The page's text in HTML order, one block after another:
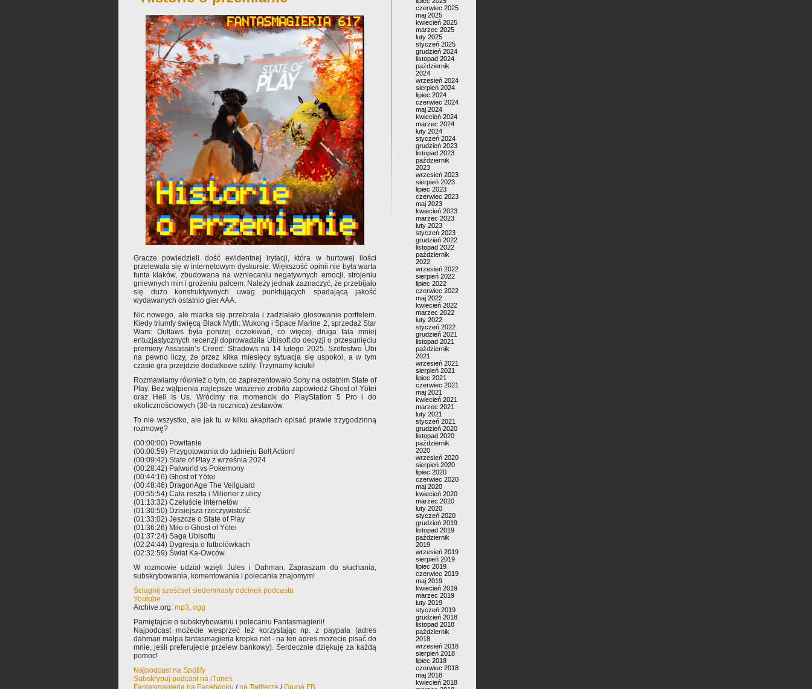
Gracze powiedzieli dość ewidentnej irytacji, która w hurtowej ilości
przelewała się w internetowym dyskursie. Większość opinii nie była warta
funta kłaków, zbudowana na wzniecaniu negatywnych emocji, strojeniu
gniewnych min i grożeniu palcem. Należy jednak zaznaczyć, że przebijało
się dużo konstruktywnych uwag punktujących spadającą jakość
wydawanych ostatnio gier AAA.
Nic nowego, ale miarka się przebrała i zadziałało głosowanie portfelem.
Kiedy triumfy święcą Black Myth: Wukong i Space Marine 2, sprzedaż Star
Wars: Outlaws była poniżej oczekiwań, co więcej, druga fala mniej
entuzjastycznych recenzji doprowadziła Ubisoft do decyzji o przesunięciu
premiery Assassin’s Creed: Shadows na 14 lutego 2025. Szefostwo Ubi
na pewno liczy, że przez kilka miesięcy sytuacja się uspokoi, a w tym
czasie gra przejdzie dodatkowe szlify. Trzymamy kciuki!
Rozmawiamy również o tym, co zaprezentowało Sony na ostatnim State of
Play. Bez wątpienia najlepsze wrażenie zrobiła zapowiedź Ghost of Yōtei
oraz Hell Is Us. Wrócimy na momencik do PlayStation 5 Pro i do
okolicznościowych (30-ta rocznica) zestawów.
To nie wszystko, ale jak tu w kilku akapitach opisać prawie trzygodzinną
rozmowę?
(00:00:00) Powitanie
(00:00:59) Przygotowania do tudnieju Bolt Action!
(00:09:42) State of Play z września 2024
(00:28:42) Palworld vs Pokemony
(00:44:16) Ghost of Yōtei
(00:48:46) DragonAge The Veilguard
(00:55:54) Cała reszta i Milioner z ulicy
(01:13:32) Czeluście internetów
(01:30:50) Dzisiejsza rzeczywistość
(01:33:02) Jeszcze o State of Play
(01:36:26) Miło o Ghost of Yōtei
(01:37:24) Saga Ubisoftu
(02:24:44) Dygresja o futbolówkach
(02:32:59) Świat Ka-Owców.
W rozmowie udział wzięli Jules i Dahman. Zapraszam do słuchania,
subskrybowania, komentowania i polecania znajomym!
Ściągnij sześćset siedemnasty odcinek podcastu
Youtube
Archive.org: mp3, ogg
Pamiętajcie o subskrybowaniu i polecaniu Fantasmagierii!
Najpodcast możecie wesprzeć też korzystając np. z paypala (adres
dahman małpa fantasmagieria kropka net - na ten adres możecie pisać do
mnie, jeśli preferujecie przelew bankowy). Serdecznie dziękuję za każdą
pomoc!
Najpodcast na Spotify
Subskrybuj podcast na iTunes
Fantasmagieria na Facebooku /na Twitterze /Grupa FB
czerwiec 2025
maj 2025
kwiecień 2025
marzec 2025
luty 2025
styczeń 2025
grudzień 2024
listopad 2024
październik
2024
wrzesień 2024
sierpień 2024
lipiec 2024
czerwiec 2024
maj 2024
kwiecień 2024
marzec 2024
luty 2024
styczeń 2024
grudzień 2023
listopad 2023
październik
2023
wrzesień 2023
sierpień 2023
lipiec 2023
czerwiec 2023
maj 2023
kwiecień 2023
marzec 2023
luty 2023
styczeń 2023
grudzień 2022
listopad 2022
październik
2022
wrzesień 2022
sierpień 2022
lipiec 2022
czerwiec 2022
maj 2022
kwiecień 2022
marzec 2022
luty 2022
styczeń 2022
grudzień 2021
listopad 2021
październik
2021
wrzesień 2021
sierpień 2021
lipiec 2021
czerwiec 2021
maj 2021
kwiecień 2021
marzec 2021
luty 2021
styczeń 2021
grudzień 2020
listopad 2020
październik
2020
wrzesień 2020
sierpień 2020
lipiec 2020
czerwiec 2020
maj 2020
kwiecień 2020
marzec 2020
luty 2020
styczeń 2020
grudzień 2019
listopad 2019
październik
2019
wrzesień 2019
sierpień 2019
lipiec 2019
czerwiec 2019
maj 2019
kwiecień 2019
marzec 2019
luty 2019
styczeń 2019
grudzień 2018
listopad 2018
październik
2018
wrzesień 2018
sierpień 2018
lipiec 2018
czerwiec 2018
maj 2018
kwiecień 2018